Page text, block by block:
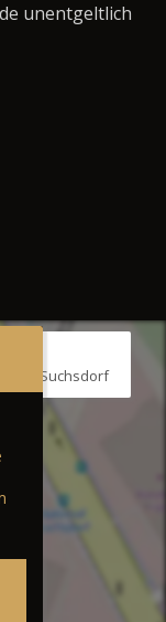
unentgeltlich
Kiel-Suchsdorf